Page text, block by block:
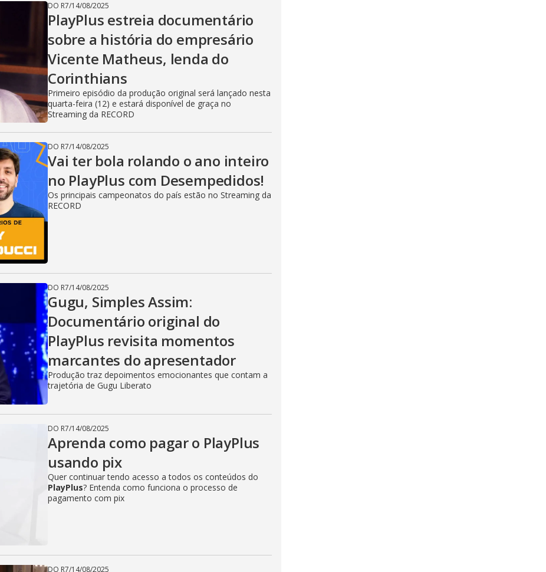
DO R7/14/08/2025
PlayPlus estreia documentário
sobre a história do empresário
Vicente Matheus, lenda do
Corinthians
Primeiro episódio da produção original será lançado nesta
quarta-feira (12) e estará disponível de graça no
Streaming da RECORD
DO R7/14/08/2025
Vai ter bola rolando o ano inteiro
no PlayPlus com Desempedidos!
Os principais campeonatos do país estão no Streaming da
RECORD
DO R7/14/08/2025
Gugu, Simples Assim:
Documentário original do
PlayPlus revisita momentos
marcantes do apresentador
Produção traz depoimentos emocionantes que contam a
trajetória de Gugu Liberato
DO R7/14/08/2025
Aprenda como pagar o PlayPlus
usando pix
Quer continuar tendo acesso a todos os conteúdos do
PlayPlus? Entenda como funciona o processo de
pagamento com pix
DO R7/14/08/2025